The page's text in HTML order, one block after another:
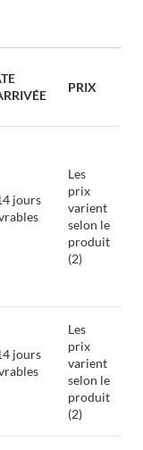
PRIX
jours
Les
prix
varient
selon le
produit
(2)
jours
Les
prix
varient
selon le
produit
(2)